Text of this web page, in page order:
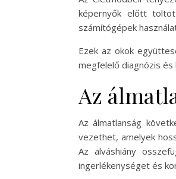
képernyők előtt
számítógépek
Ezek az okok
megfelelő diagnózis
Az
Az álmatlanság
vezethet, amelyek
Az alváshiány
ingerlékenységet és